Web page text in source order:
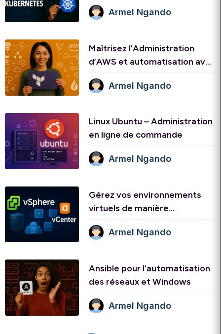
Armel Ngando
Maîtrisez l’Administration
d’AWS et automatisation avec
Armel Ngando
Linux Ubuntu – Administration
en ligne de commande
Armel Ngando
Gérez vos environnements
virtuels de manière
VcenterArmel Ngando
Ansible pour l’automatisation
des réseaux et Windows
Armel Ngando